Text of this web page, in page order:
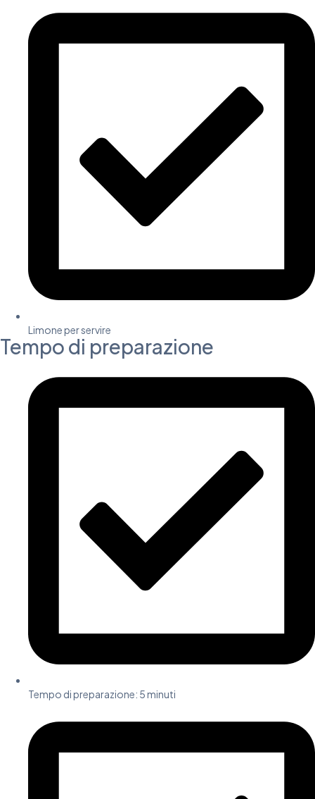
Limone per servire
Tempo di preparazione
Tempo di preparazione: 5 minuti